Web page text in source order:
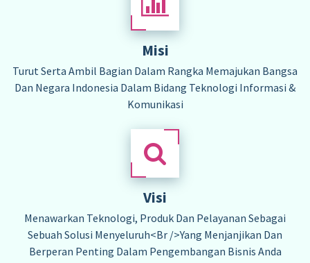
Misi
Turut Serta Ambil Bagian Dalam Rangka Memajukan Bangsa
Dan Negara Indonesia Dalam Bidang Teknologi Informasi &
Komunikasi
Visi
Menawarkan Teknologi, Produk Dan Pelayanan Sebagai
Sebuah Solusi Menyeluruh<br />yang Menjanjikan Dan
Berperan Penting Dalam Pengembangan Bisnis Anda